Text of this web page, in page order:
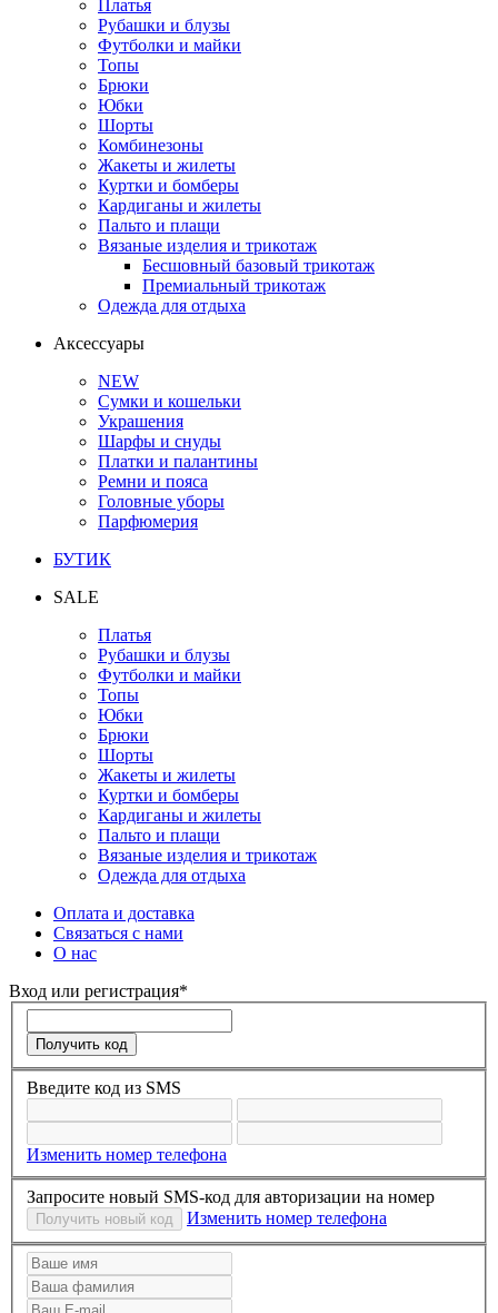
Платья
Рубашки и блузы
Футболки и майки
Топы
Брюки
Юбки
Шорты
Комбинезоны
Жакеты и жилеты
Куртки и бомберы
Кардиганы и жилеты
Пальто и плащи
Вязаные изделия и трикотаж
Бесшовный базовый трикотаж
Премиальный трикотаж
Одежда для отдыха
Аксессуары
NEW
Сумки и кошельки
Украшения
Шарфы и снуды
Платки и палантины
Ремни и пояса
Головные уборы
Парфюмерия
БУТИК
SALE
Платья
Рубашки и блузы
Футболки и майки
Топы
Юбки
Брюки
Шорты
Жакеты и жилеты
Куртки и бомберы
Кардиганы и жилеты
Пальто и плащи
Вязаные изделия и трикотаж
Одежда для отдыха
Оплата и доставка
Связаться с нами
О нас
Вход или регистрация*
Введите код из SMS
Изменить номер телефона
Запросите новый SMS-код для авторизации на номер
Изменить номер телефона